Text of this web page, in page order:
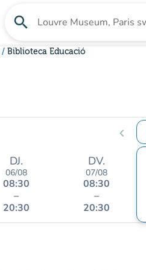
search Search for an institution
Biblioteca Educació
chevron_left
DJ.
06/08
08:30
–
20:30
DV.
07/08
08:30
–
20:30